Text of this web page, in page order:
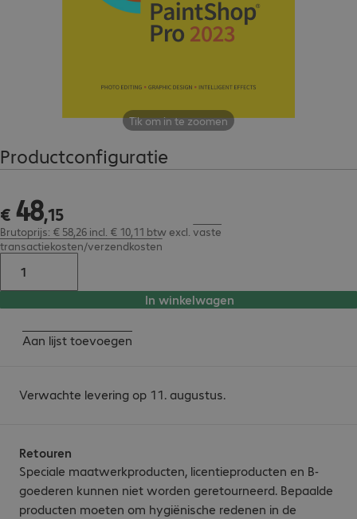
Tik om in te zoomen
Productconfiguratie
€ 48,15
€ 48,15
Brutoprijs: € 58,26 incl. € 10,11 btw excl. vaste
transactiekosten/verzendkosten
In winkelwagen
Aan lijst toevoegen
Verwachte levering op 11. augustus.
Retouren
Speciale maatwerkproducten, licentieproducten en B-
goederen kunnen niet worden geretourneerd. Bepaalde
producten moeten om hygiënische redenen in de